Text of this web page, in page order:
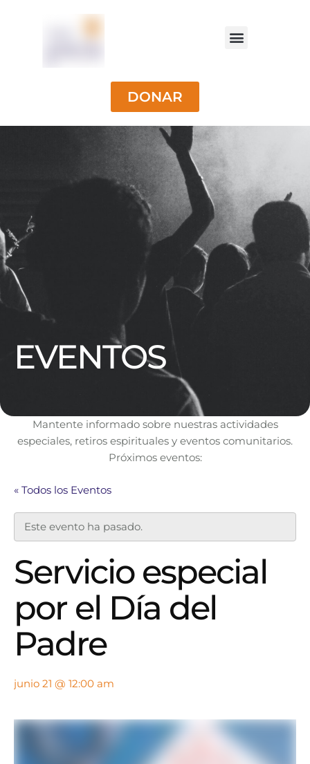
DONAR
EVENTOS
Mantente informado sobre nuestras actividades
especiales, retiros espirituales y eventos comunitarios.
Próximos eventos:
« Todos los Eventos
Este evento ha pasado.
Servicio especial
por el Día del
Padre
junio 21 @ 12:00 am